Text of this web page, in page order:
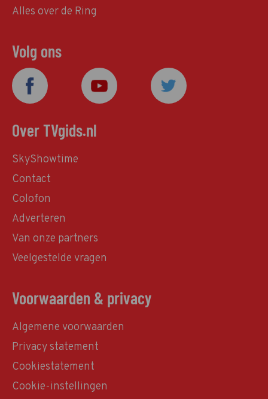
Alles over de Ring
Volg ons
Over TVgids.nl
SkyShowtime
Contact
Colofon
Adverteren
Van onze partners
Veelgestelde vragen
Voorwaarden & privacy
Algemene voorwaarden
Privacy statement
Cookiestatement
Cookie-instellingen